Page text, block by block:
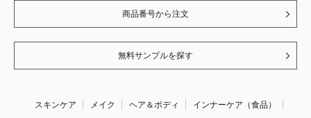
商品番号から注文
無料サンプルを探す
スキンケア メイク ヘア＆ボディ
インナーケア（食品）